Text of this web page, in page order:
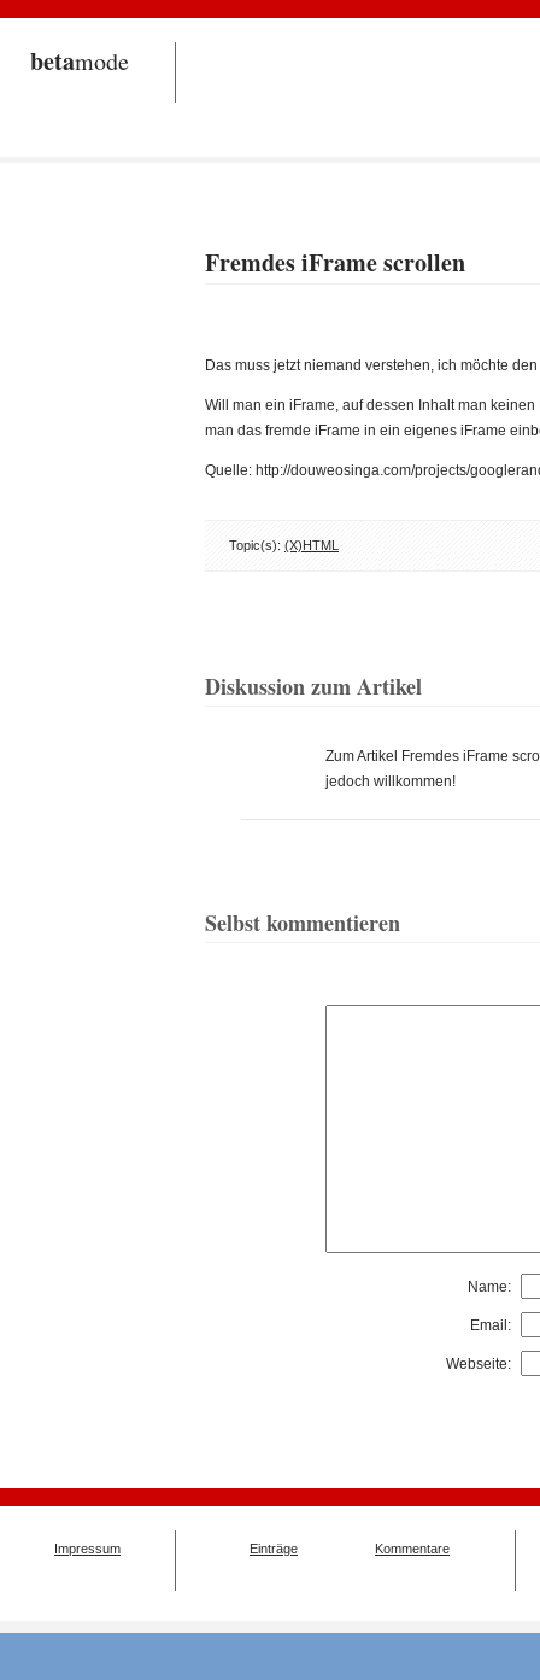
betamode
Fremdes iFrame scrollen
Das muss jetzt niemand verstehen, ich möchte
Will man ein iFrame, auf dessen Inhalt man
man das fremde iFrame in ein eigenes iFrame
Quelle: http://douweosinga.com/projects/
Topic(s): (X)HTML
Diskussion zum Artikel
Zum Artikel Fremdes iFrame
jedoch willkommen!
Selbst kommentieren
Name:
Email:
Webseite:
Impressum Einträge Kommentare